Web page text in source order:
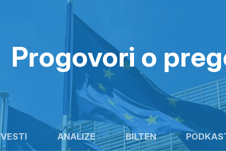
Progovori o
VESTI ANALIZE BILTEN